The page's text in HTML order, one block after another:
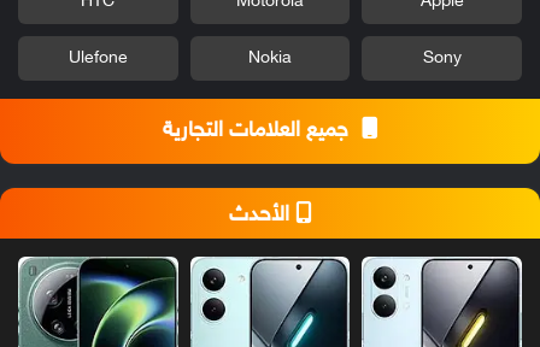
Sony
Nokia
Ulefone
جميع العلامات التجارية
الأحدث